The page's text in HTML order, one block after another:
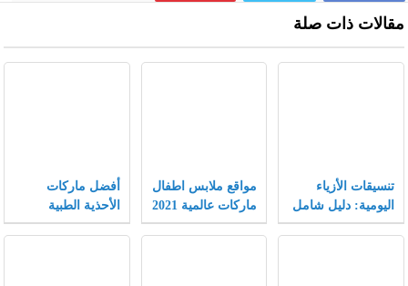
مقالات ذات صلة
تنسيقات الأزياء
اليومية: دليل شامل
يجمع بين الراحة
مواقع ملابس اطفال
ماركات عالمية 2021
أفضل ماركات
الأحذية الطبية
النسائية